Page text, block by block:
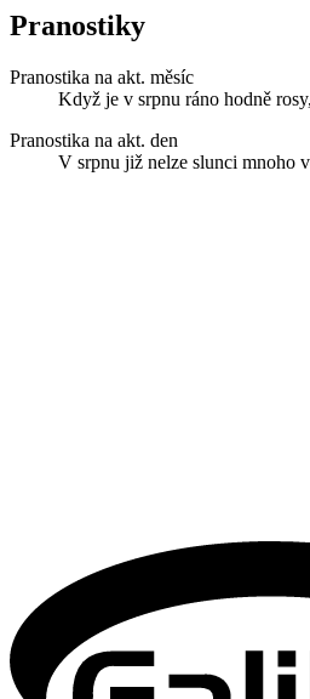
Pranostiky
Pranostika na akt. měsíc
Když je v srpnu ráno hodně
Pranostika na akt. den
V srpnu již nelze slunci mnoho